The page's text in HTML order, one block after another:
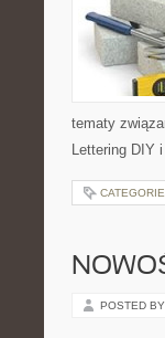
tematy
Lettering DIY
POSTED